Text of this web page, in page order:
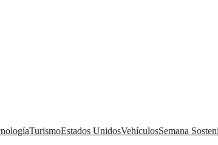
TurismoEstados UnidosVehículosSemana